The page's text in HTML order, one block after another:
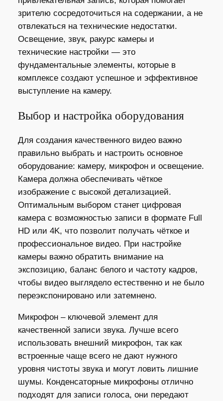
зрителю сосредоточиться на содержании, а не
отвлекаться на технические недостатки.
Освещение, звук, ракурс камеры и
технические настройки — это
фундаментальные элементы, которые в
комплексе создают успешное и эффективное
выступление на камеру.
Выбор и настройка оборудования
Для создания качественного видео важно
правильно выбрать и настроить основное
оборудование: камеру, микрофон и освещение.
Камера должна обеспечивать чёткое
изображение с высокой детализацией.
Оптимальным выбором станет цифровая
камера с возможностью записи в формате Full
HD или 4K, что позволит получать чёткое и
профессиональное видео. При настройке
камеры важно обратить внимание на
экспозицию, баланс белого и частоту кадров,
чтобы видео выглядело естественно и не было
переэкспонировано или затемнено.
Микрофон – ключевой элемент для
качественной записи звука. Лучше всего
использовать внешний микрофон, так как
встроенные чаще всего не дают нужного
уровня чистоты звука и могут ловить лишние
шумы. Конденсаторные микрофоны отлично
подходят для записи голоса, они передают